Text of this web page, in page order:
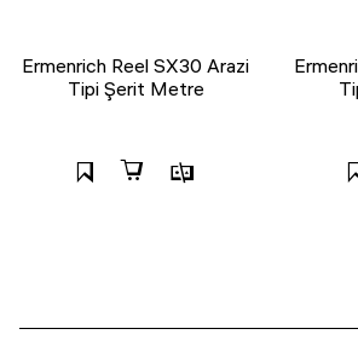
Ermenrich Reel SX30 Arazi
Tipi Şerit Metre